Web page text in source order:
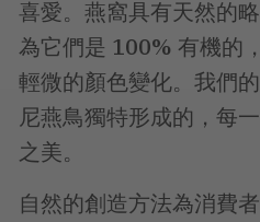
喜愛。燕窩具有天然的
為它們是 100% 有機的
輕微的顏色變化。我們
尼燕鳥獨特形成的，每
之美。
自然的創造方法為消費